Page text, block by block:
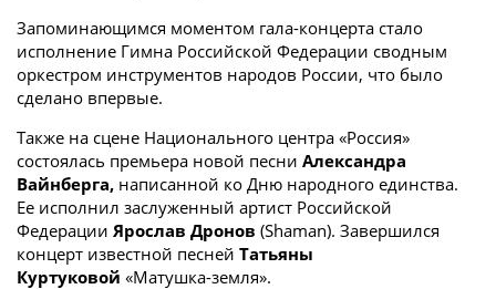
Запоминающимся моментом гала-концерта стало
исполнение Гимна Российской Федерации сводным
оркестром инструментов народов России, что было
сделано впервые.
Также на сцене Национального центра «Россия»
состоялась премьера новой песни Александра
Вайнберга, написанной ко Дню народного единства.
Ее исполнил заслуженный артист Российской
Федерации Ярослав Дронов (Shaman). Завершился
концерт известной песней Татьяны
Куртуковой «Матушка-земля».